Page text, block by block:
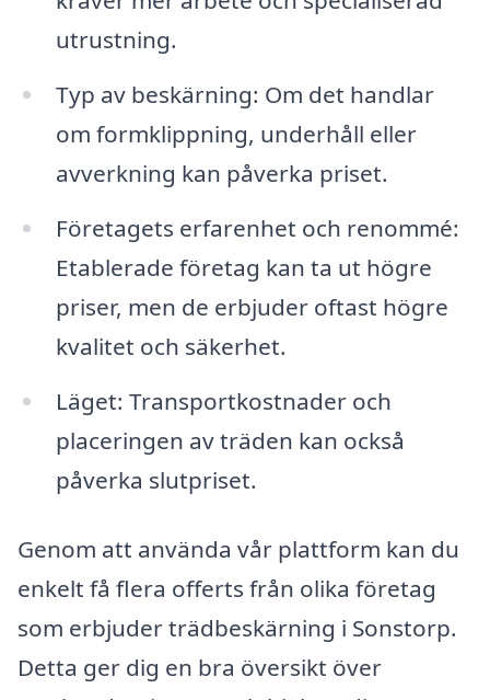
utrustning.
Typ av beskärning: Om det handlar
om formklippning, underhåll eller
avverkning kan påverka priset.
Företagets erfarenhet och renommé:
Etablerade företag kan ta ut högre
priser, men de erbjuder oftast högre
kvalitet och säkerhet.
Läget: Transportkostnader och
placeringen av träden kan också
påverka slutpriset.
Genom att använda vår plattform kan du
enkelt få flera offerts från olika företag
som erbjuder trädbeskärning i Sonstorp.
Detta ger dig en bra översikt över